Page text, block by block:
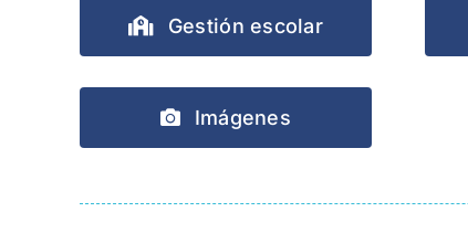
Gestión escolar
Imágenes